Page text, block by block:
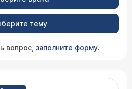
тему
вопрос, заполните форму.